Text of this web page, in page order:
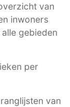
van
inwoners
gebieden
per
van